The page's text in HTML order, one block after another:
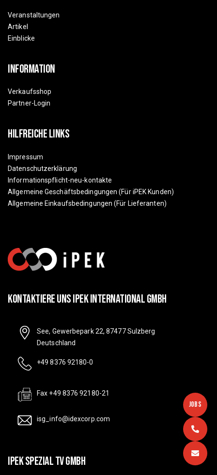
Veranstaltungen
Artikel
Einblicke
Information
Verkaufsshop
Partner-Login
Hilfreiche Links
Impressum
Datenschutzerklärung
Informationspflicht-neu-kontakte
Allgemeine Geschäftsbedingungen (Für iPEK Kunden)
Allgemeine Einkaufsbedingungen (Für Lieferanten)
Kontaktiere Uns IPEK International GmbH
See, Gewerbepark 22, 87477 Sulzberg
Deutschland
+49 8376 92180-0
Fax +49 8376 92180-21
isg_info@idexcorp.com
IPEK SPEZIAL TV GMBH
JOBS